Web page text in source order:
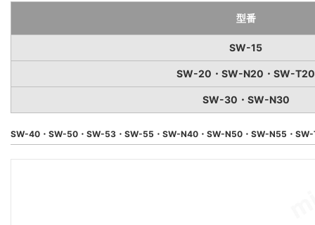
型番
SW-15
SW-20・SW-N20・SW-T20
SW-30・SW-N30
SW-40・SW-50・SW-53・SW-55・SW-N40・SW-N50・SW-N55・